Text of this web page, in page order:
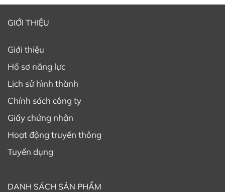
GIỚI THIỆU
Giới thiệu
Hồ sơ năng lực
Lịch sử hình thành
Chính sách công ty
Giấy chứng nhận
Hoạt động truyền thông
Tuyển dụng
DANH SÁCH SẢN PHẨM